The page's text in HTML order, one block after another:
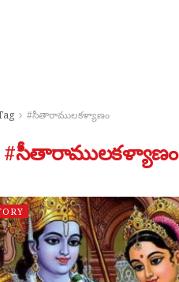
#సీతారాములకళ్యాణం
#సీతారాములకళ్యాణం